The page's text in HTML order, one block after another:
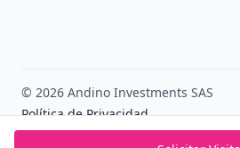
© 2026 Andino Investments SAS
Política de Privacidad
Terminos y condiciones